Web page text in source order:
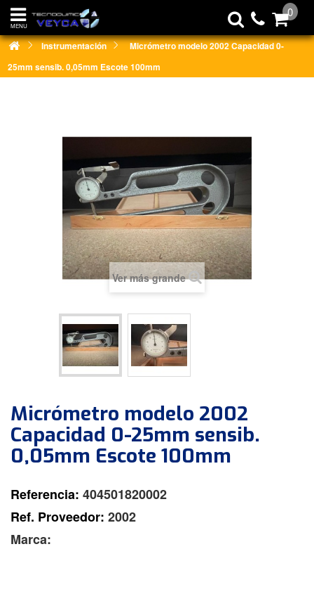
Instrumentación
Micrómetro modelo 2002 Capacidad 0-
25mm sensib. 0,05mm Escote 100mm
Ver más grande
Micrómetro modelo 2002
Capacidad 0-25mm sensib.
0,05mm Escote 100mm
Referencia: 404501820002
Ref. Proveedor: 2002
Marca:
MENU
0